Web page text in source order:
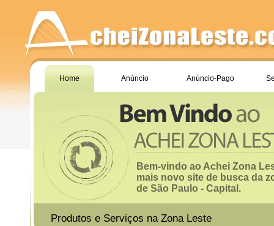
Home Anúncio Anúncio-Pago
Bem-vindo ao Achei Zona
mais novo site de busca da
de São Paulo - Capital.
Produtos e Serviços na Zona Leste